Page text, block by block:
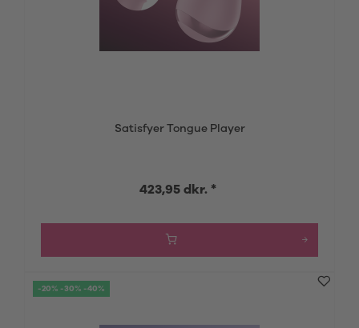
Satisfyer Tongue Player
423,95 dkr. *
-20% -30% -40%